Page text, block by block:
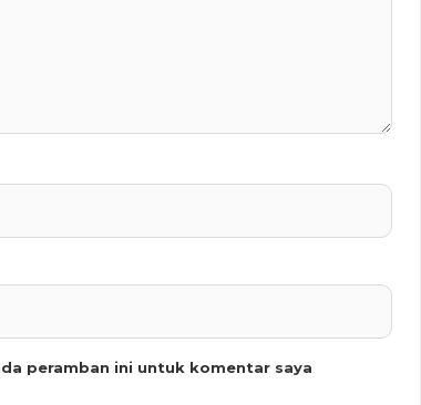
peramban ini untuk komentar saya